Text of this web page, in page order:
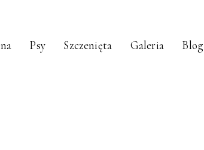
Psy Szczenięta Galeria Blog